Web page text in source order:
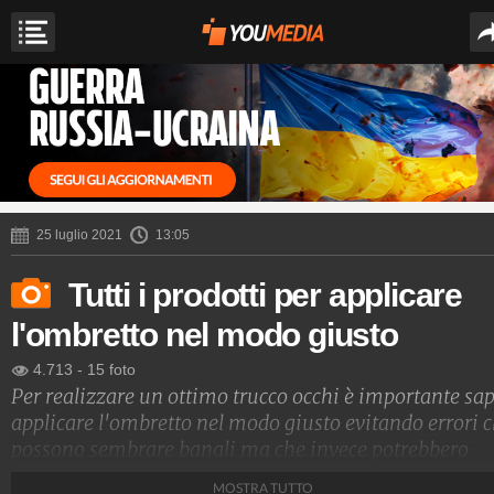
25 luglio 2021 13:05
Tutti i prodotti per applicare
l'ombretto nel modo giusto
4.713 - 15 foto
Per realizzare un ottimo trucco occhi è importante
applicare l'ombretto nel modo giusto evitando errori
possono sembrare banali ma che invece potrebbero
MOSTRA TUTTO